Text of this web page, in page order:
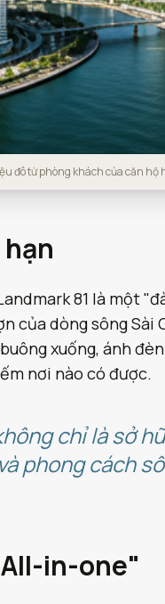
đô từ phòng khách của căn hộ
81 là một
của dòng sông Sài
xuống, ánh
nơi nào có được.
chỉ là sở
phong cách
in-one"